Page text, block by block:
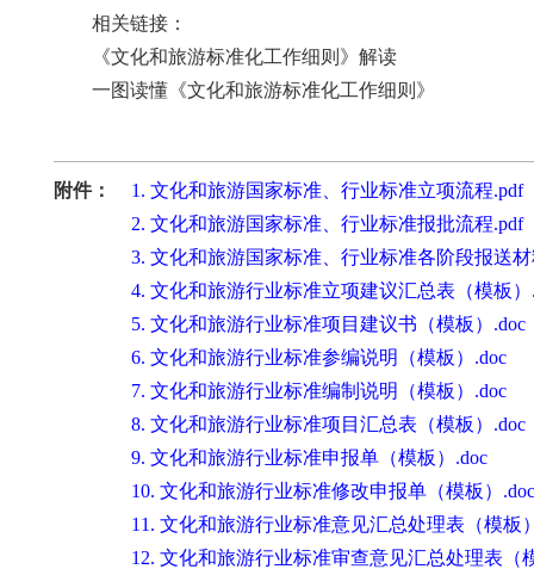
相关链接：
《文化和旅游标准化工作细则》解读
一图读懂《文化和旅游标准化工作细则》
附件：
1. 文化和旅游国家标准、行业标准立项流程.pdf
2. 文化和旅游国家标准、行业标准报批流程.pdf
3. 文化和旅游国家标准、行业标准各阶段报送
4. 文化和旅游行业标准立项建议汇总表（模板）
5. 文化和旅游行业标准项目建议书（模板）.doc
6. 文化和旅游行业标准参编说明（模板）.doc
7. 文化和旅游行业标准编制说明（模板）.doc
8. 文化和旅游行业标准项目汇总表（模板）.doc
9. 文化和旅游行业标准申报单（模板）.doc
10. 文化和旅游行业标准修改申报单（模板）.doc
11. 文化和旅游行业标准意见汇总处理表（模板
12. 文化和旅游行业标准审查意见汇总处理表（